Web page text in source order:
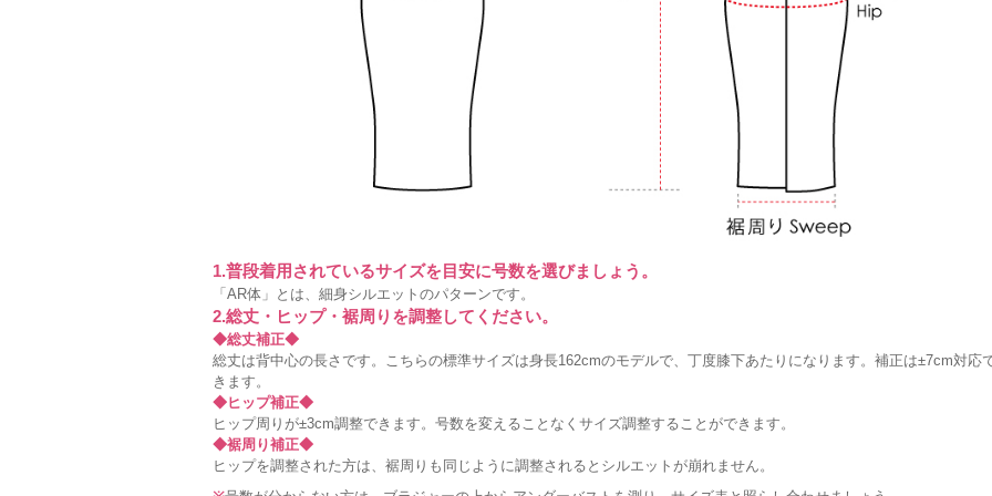
1.普段着用されているサイズを目安に号数を選びましょう。
「AR体」とは、細身シルエットのパターンです。
2.総丈・ヒップ・裾周りを調整してください。
◆総丈補正◆
総丈は背中心の長さです。こちらの標準サイズは身長162cmのモデルで、丁度膝下あたりになります。補正は±7cm対応
きます。
◆ヒップ補正◆
ヒップ周りが±3cm調整できます。号数を変えることなくサイズ調整することができます。
◆裾周り補正◆
ヒップを調整された方は、裾周りも同じように調整されるとシルエットが崩れません。